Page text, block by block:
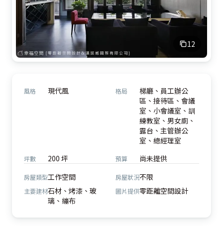
12
風格 現代風 格局
梯廳、員工辦公
區、接待區、會議
室、小會議室、訓
練教室、男女廁、
露台、主管辦公
室、總經理室
坪數 200 坪 預算 尚未提供
房屋類型工作空間 房屋狀況不限
主要建材石材、烤漆、玻
璃、繃布
圖片提供零距離空間設計